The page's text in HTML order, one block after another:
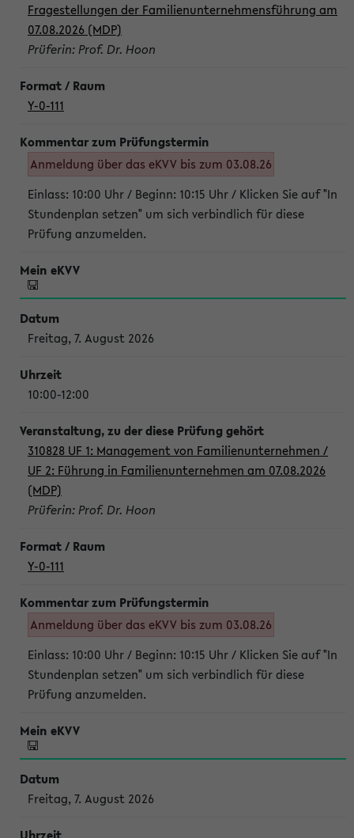
Fragestellungen der Familienunternehmensführung am
07.08.2026 (MDP)
Prüferin: Prof. Dr. Hoon
Y-0-111
Anmeldung über das eKVV bis zum 03.08.26
Einlass: 10:00 Uhr / Beginn: 10:15 Uhr / Klicken Sie auf "In
Stundenplan setzen" um sich verbindlich für diese
Prüfung anzumelden.
Freitag, 7. August 2026
10:00-12:00
310828 UF 1: Management von Familienunternehmen /
UF 2: Führung in Familienunternehmen am 07.08.2026
(MDP)
Prüferin: Prof. Dr. Hoon
Y-0-111
Anmeldung über das eKVV bis zum 03.08.26
Einlass: 10:00 Uhr / Beginn: 10:15 Uhr / Klicken Sie auf "In
Stundenplan setzen" um sich verbindlich für diese
Prüfung anzumelden.
Freitag, 7. August 2026